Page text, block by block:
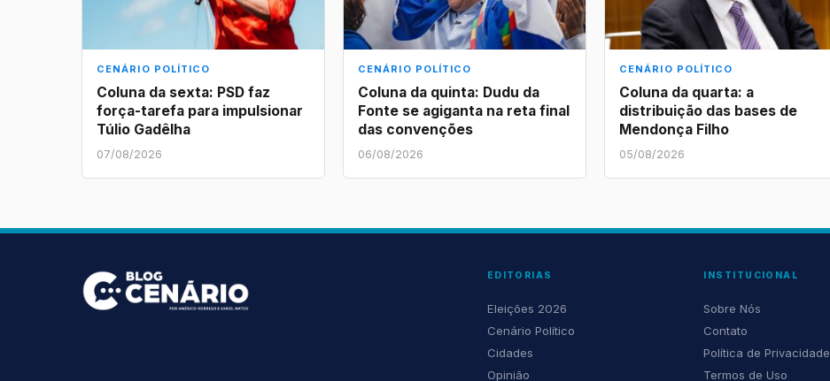
CENÁRIO POLÍTICO
Coluna da sexta: PSD faz
força-tarefa para impulsionar
Túlio Gadêlha
07/08/2026
CENÁRIO POLÍTICO
Coluna da quinta: Dudu da
Fonte se agiganta na reta final
das convenções
06/08/2026
CENÁRIO POLÍTICO
Coluna da quarta: a
distribuição das bases de
Mendonça Filho
05/08/2026
EDITORIAS
Eleições 2026
Cenário Político
Cidades
Opinião
INSTITUCIONAL
Sobre Nós
Contato
Política de Privacidade
Termos de Uso